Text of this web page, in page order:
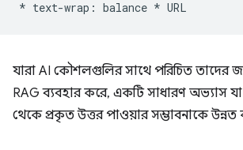
যারা AI কৌশলগুলির সাথে পরিচিত তাদের
RAG ব্যবহার করে, একটি সাধারণ অভ্যাস
থেকে প্রকৃত উত্তর পাওয়ার সম্ভাবনাকে উন্নত